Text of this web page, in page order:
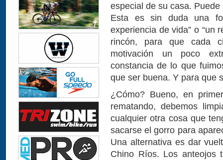
especial de su casa.
Esta es sin duda una
experiencia de vida” o “un
rincón, para que cada
motivación un poco
constancia de lo que
que ser buena. Y para que
¿Cómo? Bueno, en
rematando, debemos
cualquier otra cosa que
sacarse el gorro para
Una alternativa es dar
Chino Ríos. Los anteojos